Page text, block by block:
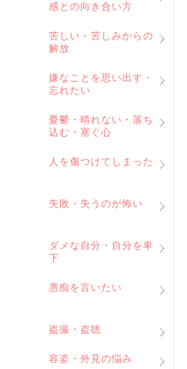
感との向き合い方
苦しい・苦しみからの
解放
嫌なことを思い出す・
忘れたい
憂鬱・晴れない・落ち
込む・塞ぐ心
人を傷つけてしまった
失敗・失うのが怖い
ダメな自分・自分を卑
下
愚痴を言いたい
盗撮・盗聴
容姿・外見の悩み